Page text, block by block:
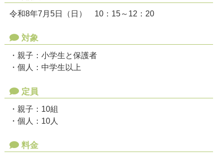
令和8年7月5日（日） 10：15～12：20
対象
・親子：小学生と保護者
・個人：中学生以上
定員
・親子：10組
・個人：10人
料金